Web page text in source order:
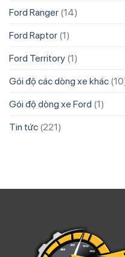
Ford Ranger (14)
Ford Raptor (1)
Ford Territory (1)
Gói độ các dòng xe khác
Gói độ dòng xe Ford (1)
Tin tức (221)